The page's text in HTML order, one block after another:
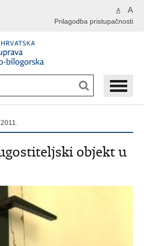
A A
Prilagodba pristupačnosti
objekt u